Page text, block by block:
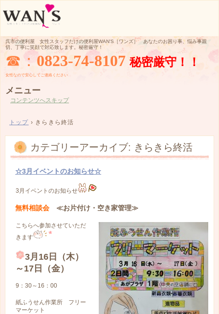
呉市の便利屋 女性スタッフだけの便利屋WAN'S［ワンズ］ あなたのお困り事、悩み事親
切、丁寧に笑顔で対応致します。秘密厳守！
☎： 0823-74-8107 秘密厳守！！
女性なので安心してご連絡ください
メニュー
コンテンツへスキップ
トップ › きらきら終活
カテゴリーアーカイブ: きらきら終活
☆3月イベントのお知らせ☆
3月イベントのお知らせ
無料相談会 ≪お片付け・空き家管理≫
こちらへ参加させていただ
きます
3月16日（木）
～17日（金）
9：30～16：00
紙ふうせん作業所 フリー
マーケット